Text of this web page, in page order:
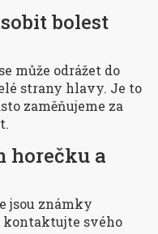
bolest
může odrážet do
strany hlavy. Je to
zaměňujeme za
horečku a
jsou známky
kontaktujte svého